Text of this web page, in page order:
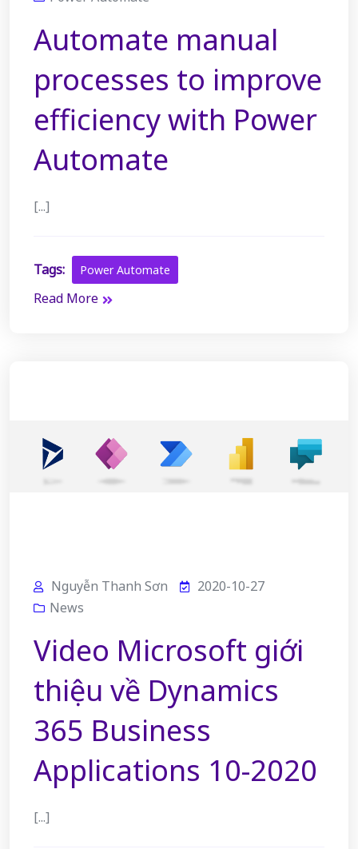
Automate manual
processes to improve
efficiency with Power
Automate
[...]
Tags: Power Automate
Read More
Nguyễn Thanh Sơn
2020-10-27
News
Video Microsoft giới
thiệu về Dynamics
365 Business
Applications 10-2020
[...]